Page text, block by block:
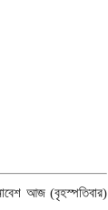
আজ (বৃহস্পতিবার)